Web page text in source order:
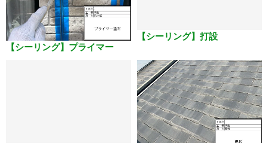
【シーリング】プライマー